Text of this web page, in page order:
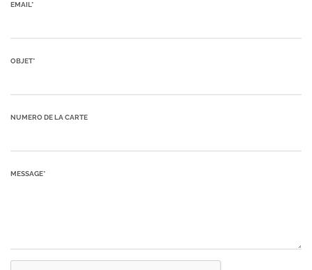
EMAIL*
OBJET*
NUMERO DE LA CARTE
MESSAGE*